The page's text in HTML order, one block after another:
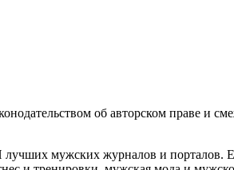
об авторском праве
мужских журналов и